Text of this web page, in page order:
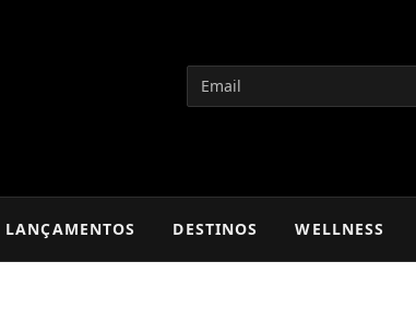
LANÇAMENTOS DESTINOS WELLNESS